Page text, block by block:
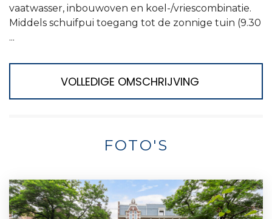
vaatwasser, inbouwoven en koel-/vriescombinatie.
Middels schuifpui toegang tot de zonnige tuin (9.30
...
VOLLEDIGE OMSCHRIJVING
FOTO'S